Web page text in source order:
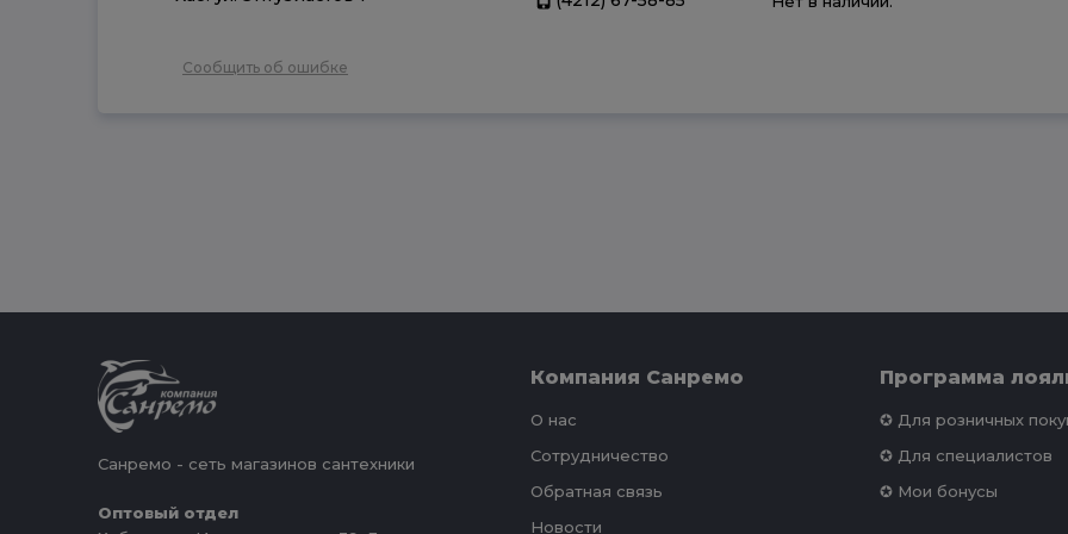
Сообщить об ошибке
Санремо - сеть магазинов сантехники
Оптовый отдел
Компания Санремо
О нас
Сотрудничество
Обратная связь
Новости
Программа
✪ Для розничных
✪ Для специалистов
✪ Мои бонусы